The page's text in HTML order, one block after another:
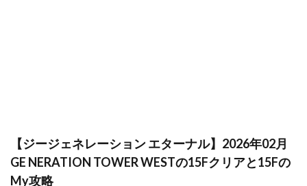
【ジージェネレーション エターナル】2026年02月
GE NERATION TOWER WESTの15Fクリアと15Fの
My攻略